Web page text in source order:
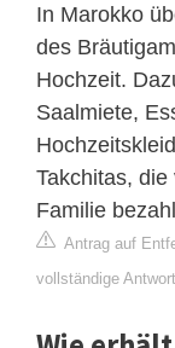
In Marokko
des
Hochzeit.
Saalmiete,
Takchitas,
Familie
Antrag auf
vollständige